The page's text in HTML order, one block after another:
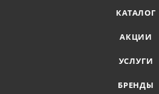
КАТАЛОГ
АКЦИИ
УСЛУГИ
БРЕНДЫ